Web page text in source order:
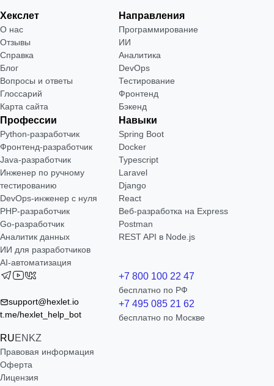
Хекслет
О нас
Отзывы
Справка
Блог
Вопросы и ответы
Глоссарий
Карта сайта
Направления
Программирование
ИИ
Аналитика
DevOps
Тестирование
Фронтенд
Бэкенд
Профессии
Python-разработчик
Фронтенд-разработчик
Java-разработчик
Инженер по ручному
тестированию
DevOps-инженер с нуля
РНР-разработчик
Go-разработчик
Аналитик данных
ИИ для разработчиков
AI-автоматизация
Навыки
Spring Boot
Docker
Typescript
Laravel
Django
React
Веб-разработка на Express
Postman
REST API в Node.js
support@hexlet.io
t.me/hexlet_help_bot
RUEN KZ
+7 800 100 22 47
бесплатно по РФ
+7 495 085 21 62
бесплатно по Москве
Правовая информация
Оферта
Лицензия